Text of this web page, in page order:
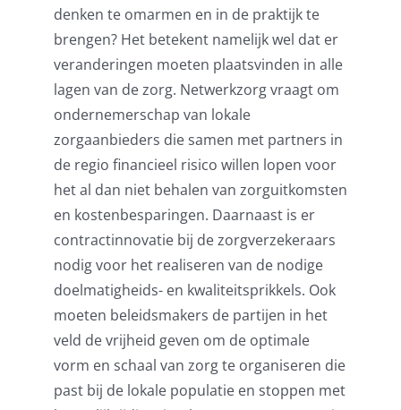
denken te omarmen en in de praktijk te
brengen? Het betekent namelijk wel dat er
veranderingen moeten plaatsvinden in alle
lagen van de zorg. Netwerkzorg vraagt om
ondernemerschap van lokale
zorgaanbieders die samen met partners in
de regio financieel risico willen lopen voor
het al dan niet behalen van zorguitkomsten
en kostenbesparingen. Daarnaast is er
contractinnovatie bij de zorgverzekeraars
nodig voor het realiseren van de nodige
doelmatigheids- en kwaliteitsprikkels. Ook
moeten beleidsmakers de partijen in het
veld de vrijheid geven om de optimale
vorm en schaal van zorg te organiseren die
past bij de lokale populatie en stoppen met